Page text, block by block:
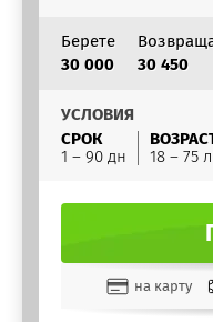
Берете
30 000
30 450
УСЛОВИЯ
СРОК
1 – 90 дн
18 – 75
на карту